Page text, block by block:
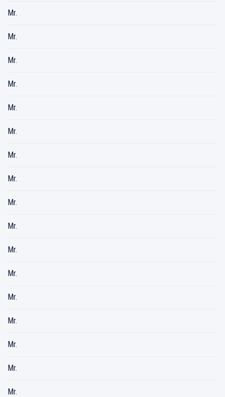
Mr.
Mr.
Mr.
Mr.
Mr.
Mr.
Mr.
Mr.
Mr.
Mr.
Mr.
Mr.
Mr.
Mr.
Mr.
Mr.
Mr.